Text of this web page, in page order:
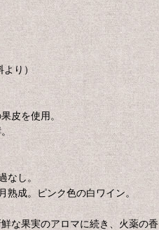
より）
皮を使用。
なし。
熟成。ピンク色の白ワイン。
な果実のアロマに続き、火薬の香